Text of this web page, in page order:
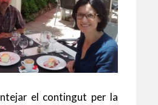
el contingut per la